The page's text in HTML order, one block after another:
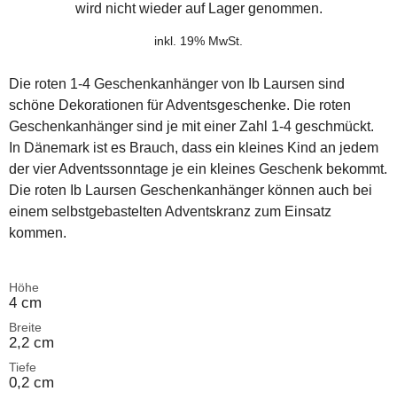
wird nicht wieder auf Lager genommen.
inkl. 19% MwSt.
Die roten 1-4 Geschenkanhänger von Ib Laursen sind
schöne Dekorationen für Adventsgeschenke. Die roten
Geschenkanhänger sind je mit einer Zahl 1-4 geschmückt.
In Dänemark ist es Brauch, dass ein kleines Kind an jedem
der vier Adventssonntage je ein kleines Geschenk bekommt.
Die roten Ib Laursen Geschenkanhänger können auch bei
einem selbstgebastelten Adventskranz zum Einsatz
kommen.
Höhe
4 cm
Breite
2,2 cm
Tiefe
0,2 cm